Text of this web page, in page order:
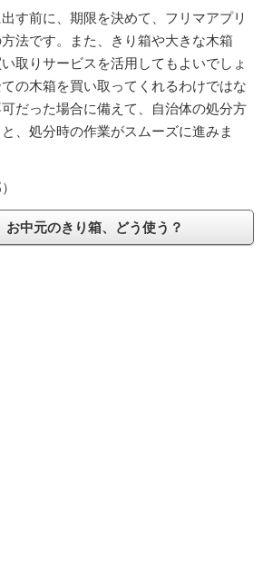
す前に、期限を決めて、フリマアプリ
法です。また、きり箱や大きな木箱
取りサービスを活用してもよいでしょ
の木箱を買い取ってくれるわけではな
だった場合に備えて、自治体の処分方
、処分時の作業がスムーズに進みま
お中元のきり箱、どう使う？